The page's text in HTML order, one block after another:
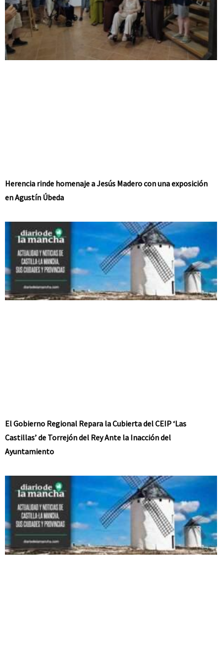
Herencia rinde homenaje a Jesús Madero con una exposición
en Agustín Úbeda
El Gobierno Regional Repara la Cubierta del CEIP ‘Las
Castillas’ de Torrejón del Rey Ante la Inacción del
Ayuntamiento